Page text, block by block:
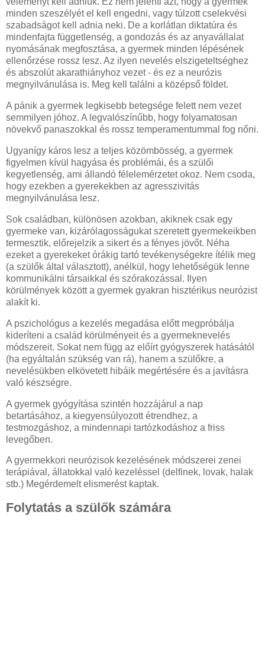
minden szeszélyét el kell engedni, vagy túlzott cselekvési
szabadságot kell adnia neki. De a korlátlan diktatúra és
mindenfajta függetlenség, a gondozás és az anyavállalat
nyomásának megfosztása, a gyermek minden lépésének
ellenőrzése rossz lesz. Az ilyen nevelés elszigeteltséghez
és abszolút akarathiányhoz vezet - és ez a neurózis
megnyilvánulása is. Meg kell találni a középső földet.
A pánik a gyermek legkisebb betegsége felett nem vezet
semmilyen jóhoz. A legvalószínűbb, hogy folyamatosan
növekvő panaszokkal és rossz temperamentummal fog nőni.
Ugyanígy káros lesz a teljes közömbösség, a gyermek
figyelmen kívül hagyása és problémái, és a szülői
kegyetlenség, ami állandó félelemérzetet okoz. Nem csoda,
hogy ezekben a gyerekekben az agresszivitás
megnyilvánulása lesz.
Sok családban, különösen azokban, akiknek csak egy
gyermeke van, kizárólagosságukat szeretett gyermekeikben
termesztik, előrejelzik a sikert és a fényes jövőt. Néha
ezeket a gyerekeket órákig tartó tevékenységekre ítélik meg
(a szülők által választott), anélkül, hogy lehetőségük lenne
kommunikálni társaikkal és szórakozással. Ilyen
körülmények között a gyermek gyakran hisztérikus neurózist
alakít ki.
A pszichológus a kezelés megadása előtt megpróbálja
kideríteni a család körülményeit és a gyermeknevelés
módszereit. Sokat nem függ az előírt gyógyszerek hatásától
(ha egyáltalán szükség van rá), hanem a szülőkre, a
nevelésükben elkövetett hibáik megértésére és a javításra
való készségre.
A gyermek gyógyítása szintén hozzájárul a nap
betartásához, a kiegyensúlyozott étrendhez, a
testmozgáshoz, a mindennapi tartózkodáshoz a friss
levegőben.
A gyermekkori neurózisok kezelésének módszerei zenei
terápiával, állatokkal való kezeléssel (delfinek, lovak, halak
stb.) Megérdemelt elismerést kaptak.
Folytatás a szülők számára